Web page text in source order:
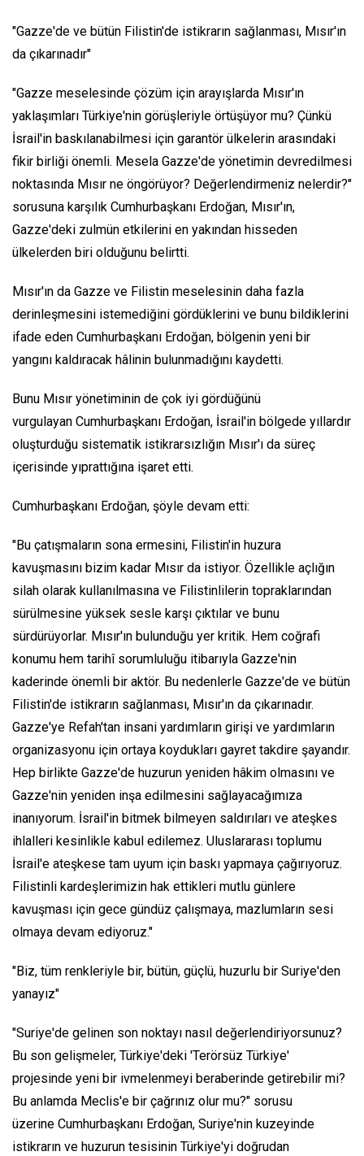
"Gazze'de ve bütün Filistin'de istikrarın sağlanması, Mısır'ın
da çıkarınadır"
"Gazze meselesinde çözüm için arayışlarda Mısır'ın
yaklaşımları Türkiye'nin görüşleriyle örtüşüyor mu? Çünkü
İsrail'in baskılanabilmesi için garantör ülkelerin arasındaki
fikir birliği önemli. Mesela Gazze'de yönetimin devredilmesi
noktasında Mısır ne öngörüyor? Değerlendirmeniz nelerdir?"
sorusuna karşılık Cumhurbaşkanı Erdoğan, Mısır'ın,
Gazze'deki zulmün etkilerini en yakından hisseden
ülkelerden biri olduğunu belirtti.
Mısır'ın da Gazze ve Filistin meselesinin daha fazla
derinleşmesini istemediğini gördüklerini ve bunu bildiklerini
ifade eden Cumhurbaşkanı Erdoğan, bölgenin yeni bir
yangını kaldıracak hâlinin bulunmadığını kaydetti.
Bunu Mısır yönetiminin de çok iyi gördüğünü
vurgulayan Cumhurbaşkanı Erdoğan, İsrail'in bölgede yıllardır
oluşturduğu sistematik istikrarsızlığın Mısır'ı da süreç
içerisinde yıprattığına işaret etti.
Cumhurbaşkanı Erdoğan, şöyle devam etti:
"Bu çatışmaların sona ermesini, Filistin'in huzura
kavuşmasını bizim kadar Mısır da istiyor. Özellikle açlığın
silah olarak kullanılmasına ve Filistinlilerin topraklarından
sürülmesine yüksek sesle karşı çıktılar ve bunu
sürdürüyorlar. Mısır'ın bulunduğu yer kritik. Hem coğrafi
konumu hem tarihî sorumluluğu itibarıyla Gazze'nin
kaderinde önemli bir aktör. Bu nedenlerle Gazze'de ve bütün
Filistin'de istikrarın sağlanması, Mısır'ın da çıkarınadır.
Gazze'ye Refah'tan insani yardımların girişi ve yardımların
organizasyonu için ortaya koydukları gayret takdire şayandır.
Hep birlikte Gazze'de huzurun yeniden hâkim olmasını ve
Gazze'nin yeniden inşa edilmesini sağlayacağımıza
inanıyorum. İsrail'in bitmek bilmeyen saldırıları ve ateşkes
ihlalleri kesinlikle kabul edilemez. Uluslararası toplumu
İsrail'e ateşkese tam uyum için baskı yapmaya çağırıyoruz.
Filistinli kardeşlerimizin hak ettikleri mutlu günlere
kavuşması için gece gündüz çalışmaya, mazlumların sesi
olmaya devam ediyoruz."
"Biz, tüm renkleriyle bir, bütün, güçlü, huzurlu bir Suriye'den
yanayız"
"Suriye'de gelinen son noktayı nasıl değerlendiriyorsunuz?
Bu son gelişmeler, Türkiye'deki 'Terörsüz Türkiye'
projesinde yeni bir ivmelenmeyi beraberinde getirebilir mi?
Bu anlamda Meclis'e bir çağrınız olur mu?" sorusu
üzerine Cumhurbaşkanı Erdoğan, Suriye'nin kuzeyinde
istikrarın ve huzurun tesisinin Türkiye'yi doğrudan